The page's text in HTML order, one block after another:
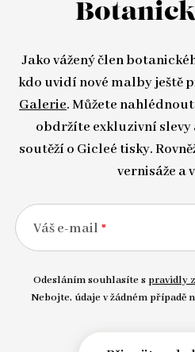
Jako vážený člen
kdo uvidí nové malby ještě
Galerie. Můžete
obdržíte exkluzivní slevy
soutěží o Gicleé tisky.
vernisáže a
Váš e-mail
Odesláním souhlasíte s pravidly
Nebojte, údaje v žádném